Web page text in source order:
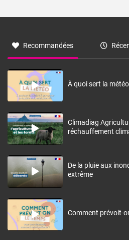
à la
Recommandées
À quoi sert la
Climadiag
réchauffement
De la pluie aux
extrême
Comment prévoit-